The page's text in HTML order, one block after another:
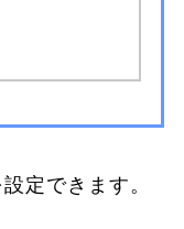
定できます。